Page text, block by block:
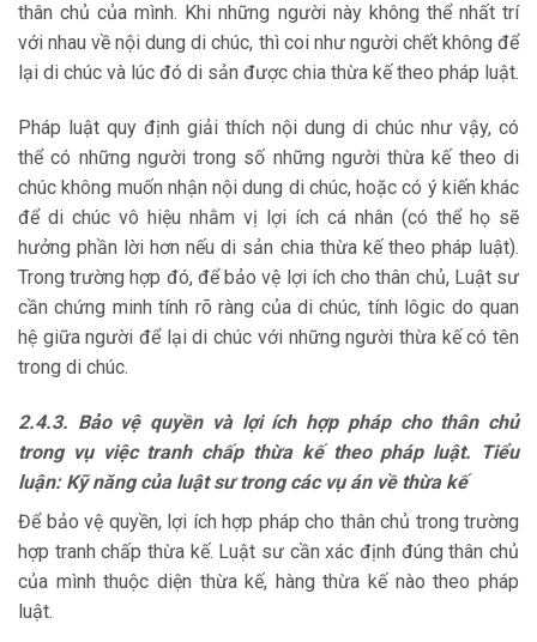
thân chủ của mình. Khi những người này không thể nhất trí
với nhau về nội dung di chúc, thì coi như người chết không để
lại di chúc và lúc đó di sản được chia thừa kế theo pháp luật.
Pháp luật quy định giải thích nội dung di chúc như vậy, có
thể có những người trong số những người thừa kế theo di
chúc không muốn nhận nội dung di chúc, hoặc có ý kiến khác
để di chúc vô hiệu nhằm vị lợi ích cá nhân (có thể họ sẽ
hưởng phần lời hơn nếu di sản chia thừa kế theo pháp luật).
Trong trường hợp đó, để bảo vệ lợi ích cho thân chủ, Luật sư
cần chứng minh tính rõ ràng của di chúc, tính lôgic do quan
hệ giữa người để lại di chúc với những người thừa kế có tên
trong di chúc.
2.4.3. Bảo vệ quyền và lợi ích hợp pháp cho thân chủ
trong vụ việc tranh chấp thừa kế theo pháp luật. Tiểu
luận: Kỹ năng của luật sư trong các vụ án về thừa kế
Để bảo vệ quyền, lợi ích hợp pháp cho thân chủ trong trường
hợp tranh chấp thừa kế. Luật sư cần xác định đúng thân chủ
của mình thuộc diện thừa kế, hàng thừa kế nào theo pháp
luật.